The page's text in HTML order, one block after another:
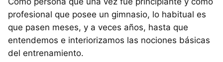
profesional que posee un gimnasio, lo habitual es
que pasen meses, y a veces años, hasta que
entendemos e interiorizamos las nociones básicas
del entrenamiento.